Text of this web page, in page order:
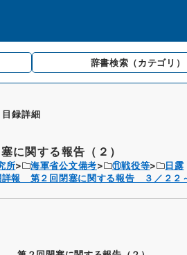
辞書検索 （カテゴリ）
目録詳細
に関する報告（２）
所 海軍省公文備考 ⑪戦役等
日露
詳報 第２回閉塞に関する報告 ３／２２